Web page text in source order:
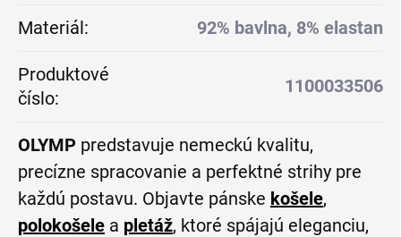
Materiál: 92% bavlna, 8% elastan
Produktové
číslo:
1100033506
OLYMP predstavuje nemeckú kvalitu,
precízne spracovanie a perfektné strihy pre
každú postavu. Objavte pánske košele,
polokošele a pletáž, ktoré spájajú eleganciu,